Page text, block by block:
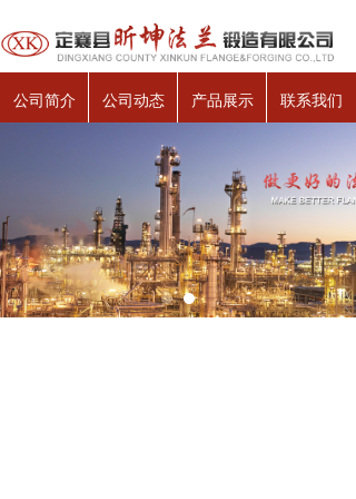
公司简介 公司动态 产品展示 联系我们